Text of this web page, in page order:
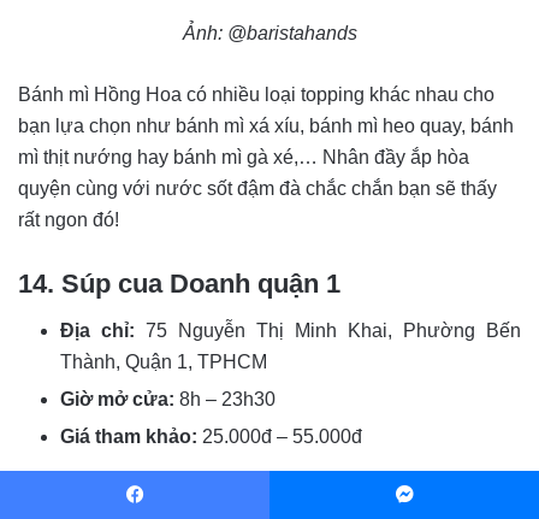
Ảnh: @baristahands
Bánh mì Hồng Hoa có nhiều loại topping khác nhau cho
bạn lựa chọn như bánh mì xá xíu, bánh mì heo quay, bánh
mì thịt nướng hay bánh mì gà xé,… Nhân đầy ắp hòa
quyện cùng với nước sốt đậm đà chắc chắn bạn sẽ thấy
rất ngon đó!
14. Súp cua Doanh quận 1
Địa chỉ: 75 Nguyễn Thị Minh Khai, Phường Bến
Thành, Quận 1, TPHCM
Giờ mở cửa: 8h – 23h30
Giá tham khảo: 25.000đ – 55.000đ
Thêm một quán ăn sáng Sài Gòn quận 1 cho tín đồ mê súp